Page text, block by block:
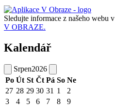
Sledujte informace z našeho webu v
V OBRAZE.
Kalendář
Srpen2026
Po Út St Čt Pá So Ne
27 28 29 30 31 1
2
3
4 5 6 7 8
9